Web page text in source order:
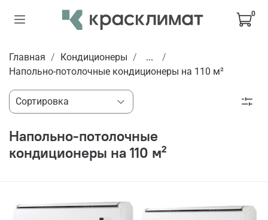
0
Главная Кондиционеры
...
Напольно-потолочные кондиционеры на 110 м²
Напольно-потолочные
кондиционеры на 110 м²